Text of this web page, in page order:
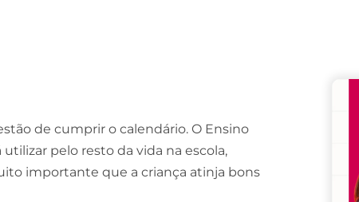
de cumprir o calendário. O Ensino
pelo resto da vida na escola,
importante que a criança atinja bons